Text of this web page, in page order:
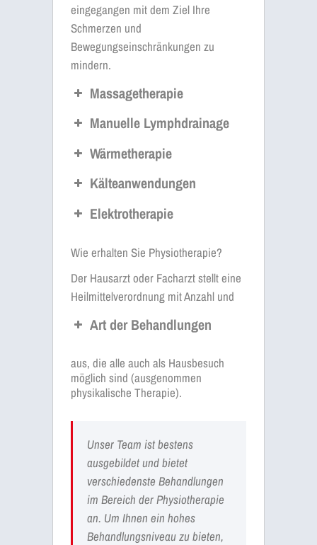
eingegangen mit dem Ziel Ihre
Schmerzen und
Bewegungseinschränkungen zu
mindern.
Massagetherapie
Manuelle Lymphdrainage
Wärmetherapie
Kälteanwendungen
Elektrotherapie
Wie erhalten Sie Physiotherapie?
Der Hausarzt oder Facharzt stellt eine
Heilmittelverordnung mit Anzahl und
Art der Behandlungen
aus, die alle auch als Hausbesuch
möglich sind (ausgenommen
physikalische Therapie).
Unser Team ist bestens
ausgebildet und bietet
verschiedenste Behandlungen
im Bereich der Physiotherapie
an. Um Ihnen ein hohes
Behandlungsniveau zu bieten,